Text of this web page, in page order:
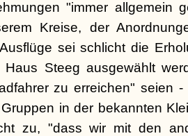
"immer allgemein
Kreise, der
sei schlicht die
Steeg ausgewählt
zu erreichen" seien
in der bekannten
zu, "dass wir mit den